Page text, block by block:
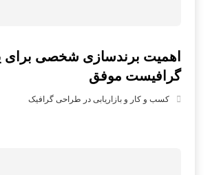
اهمیت برندسازی شخصی برای
گرافیست موفق
کسب و کار و بازاریابی در طراحی گرافیک